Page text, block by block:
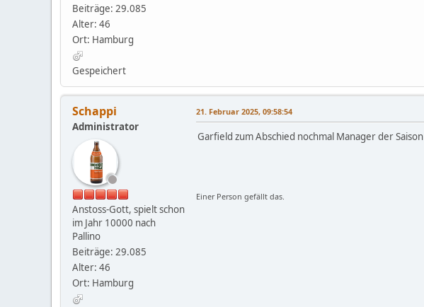
Beiträge: 29.085
Alter: 46
Ort: Hamburg
Gespeichert
Schappi
Administrator
Anstoss-Gott, spielt schon
im Jahr 10000 nach
Pallino
Beiträge: 29.085
Alter: 46
Ort: Hamburg
21. Februar 2025, 09:58:54
Garfield zum Abschied nochmal Manager der Saison
Einer Person gefällt das.